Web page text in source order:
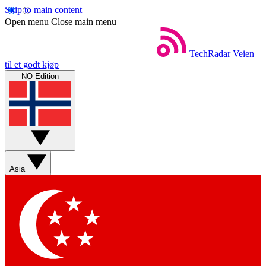
Skip to main content
Open menu Close main menu
TechRadar Veien
til et godt kjøp
NO Edition
Asia